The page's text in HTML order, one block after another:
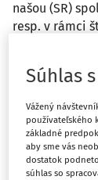
našou (SR)
resp. v rámci
bez alebo s
v rámci
vykonávame
výrobcov
vzťahujú na
Súhlas
Vážený
používateľského
základné
aby sme vás
dostatok
súhlas so